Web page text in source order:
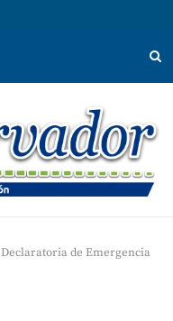
Declaratoria de Emergencia